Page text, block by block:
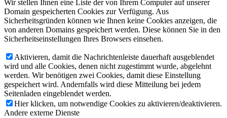
Wir stellen Ihnen eine Liste der von Ihrem Computer auf unserer
Domain gespeicherten Cookies zur Verfügung. Aus
Sicherheitsgründen können wie Ihnen keine Cookies anzeigen, die
von anderen Domains gespeichert werden. Diese können Sie in den
Sicherheitseinstellungen Ihres Browsers einsehen.
Aktivieren, damit die Nachrichtenleiste dauerhaft ausgeblendet
wird und alle Cookies, denen nicht zugestimmt wurde, abgelehnt
werden. Wir benötigen zwei Cookies, damit diese Einstellung
gespeichert wird. Andernfalls wird diese Mitteilung bei jedem
Seitenladen eingeblendet werden.
Hier klicken, um notwendige Cookies zu aktivieren/deaktivieren.
Andere externe Dienste